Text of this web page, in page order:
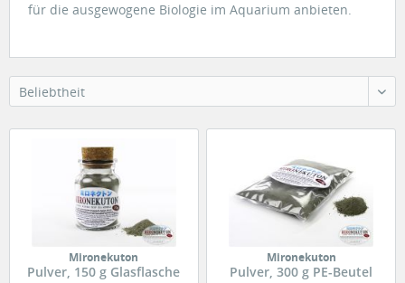
für die ausgewogene Biologie im Aquarium anbieten.
Beliebtheit
Mironekuton
Pulver, 150 g Glasflasche
Mironekuton
Pulver, 300 g PE-Beutel